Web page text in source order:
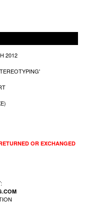
2012
OR EXCHANGED